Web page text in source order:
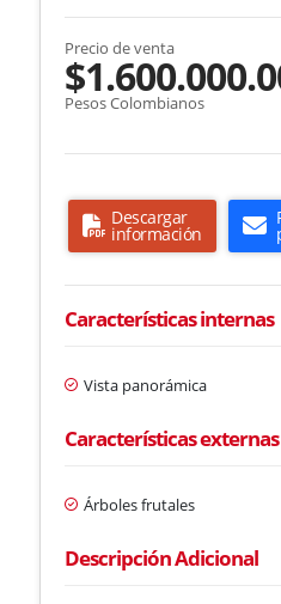
Precio de venta
Pesos Colombianos
Descargar
información
Características internas
Vista panorámica
Características externas
Árboles frutales
Descripción Adicional